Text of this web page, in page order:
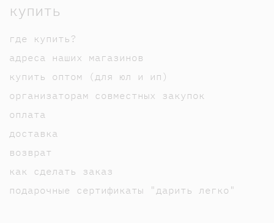
купить
где купить?
адреса наших магазинов
купить оптом (для юл и ип)
организаторам совместных закупок
оплата
доставка
возврат
как сделать заказ
подарочные сертификаты "дарить легко"